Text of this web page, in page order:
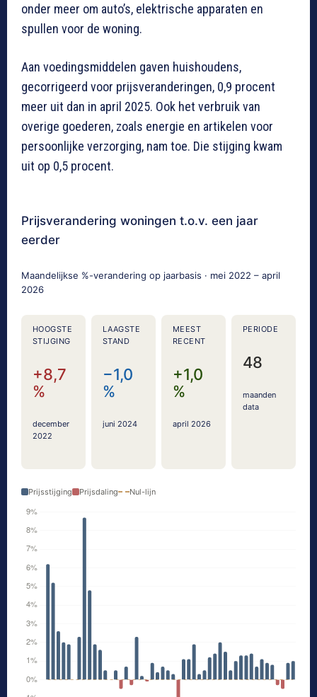
onder meer om auto’s, elektrische apparaten en
spullen voor de woning.
Aan voedingsmiddelen gaven huishoudens,
gecorrigeerd voor prijsveranderingen, 0,9 procent
meer uit dan in april 2025. Ook het verbruik van
overige goederen, zoals energie en artikelen voor
persoonlijke verzorging, nam toe. Die stijging kwam
uit op 0,5 procent.
Prijsverandering woningen t.o.v. een jaar
eerder
Maandelijkse %-verandering op jaarbasis · mei 2022 – april
2026
HOOGSTE
STIJGING
+8,7
%
december
2022
LAAGSTE
STAND
−1,0
%
juni 2024
MEEST
RECENT
+1,0
%
april 2026
PERIODE
48
maanden
data
Prijsstijging Prijsdaling Nul-lijn